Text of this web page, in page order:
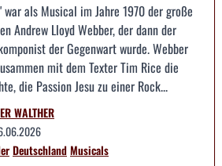
war als Musical im Jahre 1970 der große
Andrew Lloyd Webber, der dann der
der Gegenwart wurde. Webber
mit dem Texter Tim Rice die
die Passion Jesu zu einer Rock...
WALTHER
DeutschlandMusicals